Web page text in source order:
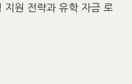
지원 전략과 유학 자금 로